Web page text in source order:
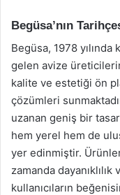
Begüsa’nın
Begüsa, 1978
gelen avize
kalite ve estetiği ön
çözümleri
uzanan geniş bir
hem yerel hem de
yer edinmiştir.
zamanda
kullanıcıların